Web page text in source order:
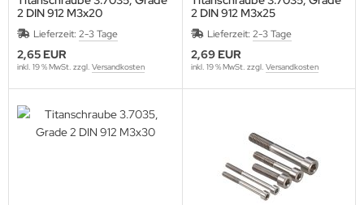
2 DIN 912 M3x20
Lieferzeit: 2-3 Tage
2,65 EUR
inkl. 19 % MwSt. zzgl. Versandkosten
2 DIN 912 M3x25
Lieferzeit: 2-3 Tage
2,69 EUR
inkl. 19 % MwSt. zzgl. Versandkosten